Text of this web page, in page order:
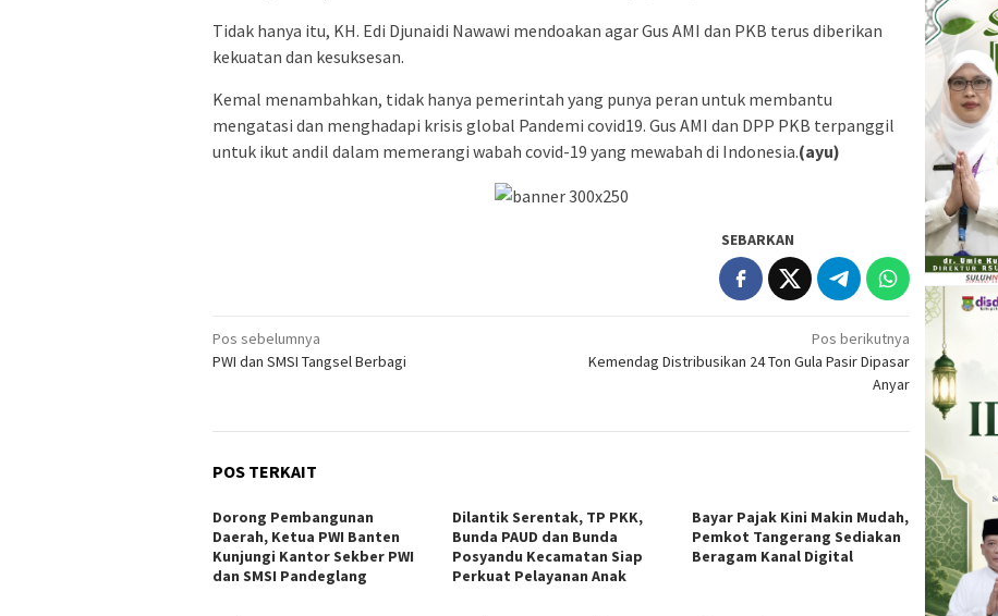
Tidak hanya itu, KH. Edi Djunaidi Nawawi mendoakan agar Gus AMI dan PKB terus diberikan
kekuatan dan kesuksesan.
Kemal menambahkan, tidak hanya pemerintah yang punya peran untuk membantu
mengatasi dan menghadapi krisis global Pandemi covid19. Gus AMI dan DPP PKB terpanggil
untuk ikut andil dalam memerangi wabah covid-19 yang mewabah di Indonesia.(ayu)
SEBARKAN
Navigasi
pos
Pos sebelumnya
PWI dan SMSI Tangsel Berbagi
Pos berikutnya
Kemendag Distribusikan 24 Ton Gula Pasir Dipasar
Anyar
POS TERKAIT
Dorong Pembangunan
Daerah, Ketua PWI Banten
Kunjungi Kantor Sekber PWI
dan SMSI Pandeglang
Dilantik Serentak, TP PKK,
Bunda PAUD dan Bunda
Posyandu Kecamatan Siap
Perkuat Pelayanan Anak
Bayar Pajak Kini Makin Mudah,
Pemkot Tangerang Sediakan
Beragam Kanal Digital